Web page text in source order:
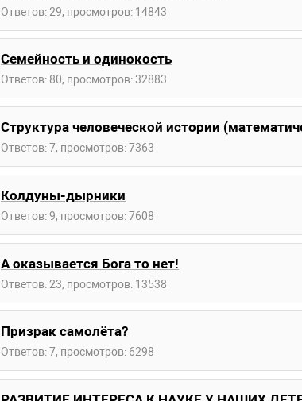
Ответов: 29, просмотров: 14843
Семейность и одинокость
Ответов: 80, просмотров: 32883
Структура человеческой истории
Ответов: 7, просмотров: 7363
Колдуны-дырники
Ответов: 9, просмотров: 7608
А оказывается Бога то нет!
Ответов: 23, просмотров: 13538
Призрак самолёта?
Ответов: 7, просмотров: 6298